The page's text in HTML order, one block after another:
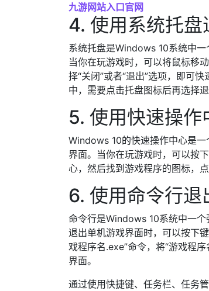
九游网站入口官网
4. 使用系统托盘
系统托盘是Windows 10系统中一
当你在玩游戏时，可以将鼠标移
择“关闭”或者“退出”选项，即可
中，需要点击托盘图标后再选择退
5. 使用快速操作
Windows 10的快速操作中心是
界面。当你在玩游戏时，可以按
心，然后找到游戏程序的图标，
6. 使用命令行退
命令行是Windows 10系统中一
退出单机游戏界面时，可以按下
戏程序名.exe”命令，将“游戏程
界面。
通过使用快捷键、任务栏、任务